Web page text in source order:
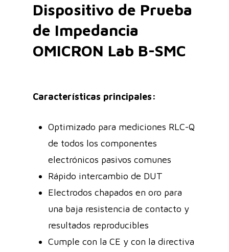
Dispositivo de Prueba
de Impedancia
OMICRON Lab B-SMC
Características principales:
Optimizado para mediciones RLC-Q
de todos los componentes
electrónicos pasivos comunes
Rápido intercambio de DUT
Electrodos chapados en oro para
una baja resistencia de contacto y
resultados reproducibles
Cumple con la CE y con la directiva